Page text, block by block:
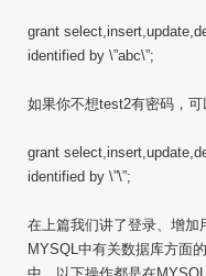
grant
identified by \”abc\”;
如果你不想test2有密码，可
grant
identified by \”\”;
在上篇我们讲了登录、增加
MYSQL中有关数据库方面